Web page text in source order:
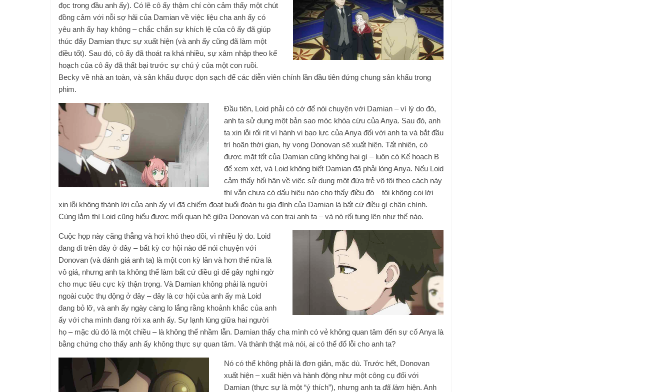
đọc trong đầu anh ấy). Có lẽ cô ấy thậm chí còn cảm thấy một chút
đồng cảm với nỗi sợ hãi của Damian về việc liệu cha anh ấy có
yêu anh ấy hay không – chắc chắn sự khích lệ của cô ấy đã giúp
thúc đẩy Damian thực sự xuất hiện (và anh ấy cũng đã làm một
điều tốt). Sau đó, cô ấy đã thoát ra khá nhiều, sự xâm nhập theo kế
hoạch của cô ấy đã thất bại trước sự chú ý của một con ruồi.
Becky về nhà an toàn, và sân khấu được dọn sạch để các diễn viên chính lần đầu tiên đứng chung sân khấu trong
phim.
Đầu tiên, Loid phải có cớ để nói chuyện với Damian – vì lý do đó,
anh ta sử dụng một bản sao móc khóa cừu của Anya. Sau đó, anh
ta xin lỗi rối rít vì hành vi bạo lực của Anya đối với anh ta và bắt đầu
trì hoãn thời gian, hy vọng Donovan sẽ xuất hiện. Tất nhiên, có
được mặt tốt của Damian cũng không hại gì – luôn có Kế hoạch B
để xem xét, và Loid không biết Damian đã phải lòng Anya. Nếu Loid
cảm thấy hối hận về việc sử dụng một đứa trẻ vô tội theo cách này
thì vẫn chưa có dấu hiệu nào cho thấy điều đó – tôi không coi lời
xin lỗi không thành lời của anh ấy vì đã chiếm đoạt buổi đoàn tụ gia đình của Damian là bất cứ điều gì chân chính.
Cùng lắm thì Loid cũng hiểu được mối quan hệ giữa Donovan và con trai anh ta – và nó rối tung lên như thế nào.
Cuộc họp này căng thẳng và hơi khó theo dõi, vì nhiều lý do. Loid
đang đi trên dây ở đây – bất kỳ cơ hội nào để nói chuyện với
Donovan (và đánh giá anh ta) là một con kỳ lân và hơn thế nữa là
vô giá, nhưng anh ta không thể làm bất cứ điều gì để gây nghi ngờ
cho mục tiêu cực kỳ thận trọng. Và Damian không phải là người
ngoài cuộc thụ động ở đây – đây là cơ hội của anh ấy mà Loid
đang bỏ lỡ, và anh ấy ngày càng lo lắng rằng khoảnh khắc của anh
ấy với cha mình đang rời xa anh ấy. Sự lạnh lùng giữa hai người
họ – mặc dù đó là một chiều – là không thể nhầm lẫn. Damian thấy cha mình có vẻ không quan tâm đến sự cố Anya là
bằng chứng cho thấy anh ấy không thực sự quan tâm. Và thành thật mà nói, ai có thể đổ lỗi cho anh ta?
Nó có thể không phải là đơn giản, mặc dù. Trước hết, Donovan
xuất hiện – xuất hiện và hành động như một công cụ đối với
Damian (thực sự là một “ý thích”), nhưng anh ta đã làm hiện. Anh